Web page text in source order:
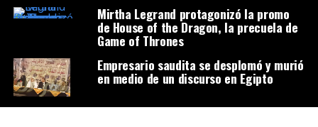
Mirtha Legrand protagonizó la promo
de House of the Dragon, la precuela de
Game of Thrones
Empresario saudita se desplomó y murió
en medio de un discurso en Egipto